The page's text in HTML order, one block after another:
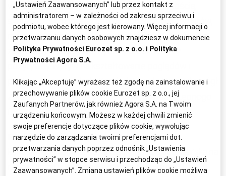
wyróżniających się rzetelnością, wiarygodnością,
syntetycznym podejściem do poruszanych tematów,
mających w danym roku istotny wkład w objaśnianie
zagadnień i zjawisk ważnych społecznie oraz
pozytywny wpływ na kształtowanie poglądów i
postaw obywatelskich. Kandydatów do Nagrody mógł
zgłosić każdy za pośrednictwem ogólnodostępnego
formularza.
Paulina Górska („Lepszy Klimat”)– za
konsekwentną, niezależną działalność dziennikarską na
rzecz klimatu i zrównoważonego rozwoju w
„Ustawień Zaawansowanych” lub przez kontakt z
administratorem – w zależności od zakresu sprzeciwu i
podmiotu, wobec którego jest kierowany. Więcej informacji o
przetwarzaniu danych osobowych znajdziesz w dokumencie
Polityka Prywatności Eurozet sp. z o.o. i Polityka
Prywatności Agora S.A.
Klikając „Akceptuję” wyrażasz też zgodę na zainstalowanie i
przechowywanie plików cookie Eurozet sp. z o.o., jej
Zaufanych Partnerów, jak również Agora S.A. na Twoim
urządzeniu końcowym. Możesz w każdej chwili zmienić
swoje preferencje dotyczące plików cookie, wywołując
narzędzie do zarządzania twoimi preferencjami dot.
przetwarzania danych poprzez odnośnik „Ustawienia
prywatności” w stopce serwisu i przechodząc do „Ustawień
Zaawansowanych”. Zmiana ustawień plików cookie możliwa